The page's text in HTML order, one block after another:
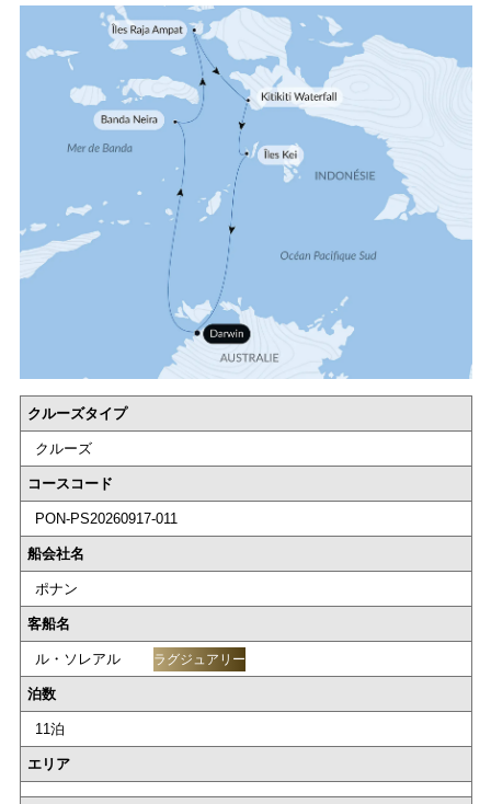
クルーズタイプ
クルーズ
コースコード
PON-PS20260917-011
船会社名
ポナン
客船名
ル・ソレアル ラグジュアリー
泊数
11泊
エリア